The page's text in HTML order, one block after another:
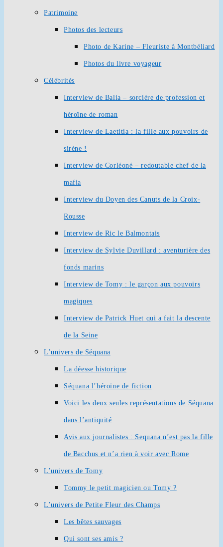
Patrimoine
Photos des lecteurs
Photo de Karine – Fleuriste à Montbéliard
Photos du livre voyageur
Célébrités
Interview de Balia – sorcière de profession et
héroïne de roman
Interview de Laetitia : la fille aux pouvoirs de
sirène !
Interview de Corléoné – redoutable chef de la
mafia
Interview du Doyen des Canuts de la Croix-
Rousse
Interview de Ric le Balmontais
Interview de Sylvie Duvillard : aventurière des
fonds marins
Interview de Tomy : le garçon aux pouvoirs
magiques
Interview de Patrick Huet qui a fait la descente
de la Seine
L’univers de Séquana
La déesse historique
Séquana l’héroïne de fiction
Voici les deux seules représentations de Séquana
dans l’antiquité
Avis aux journalistes : Sequana n’est pas la fille
de Bacchus et n’a rien à voir avec Rome
L’univers de Tomy
Tommy le petit magicien ou Tomy ?
L’univers de Petite Fleur des Champs
Les bêtes sauvages
Qui sont ses amis ?